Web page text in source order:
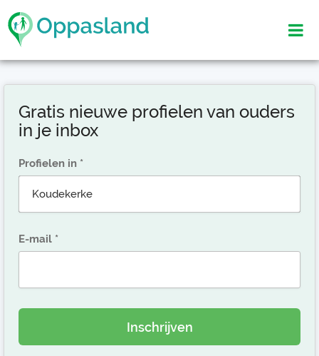
Gratis nieuwe profielen van ouders
in je inbox
Profielen in
E-mail
Inschrijven